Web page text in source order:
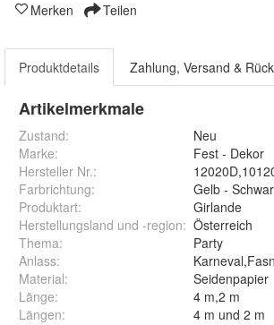
Merken Teilen
Produktdetails Zahlung, Versand &
Artikelmerkmale
Zustand:
Neu
Marke:
Fest - Dekor
Hersteller Nr.:
Farbrichtung:
Gelb -
Produktart:
Girlande
Herstellungsland und -region: Österreich
Thema:
Party
Anlass:
Material:
Seidenpapier
Länge:
4 m,2 m
Längen: 4 m und 2 m